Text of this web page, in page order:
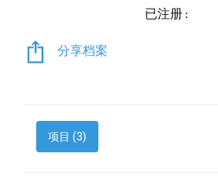
已注册 :
分享档案
项目 (3)